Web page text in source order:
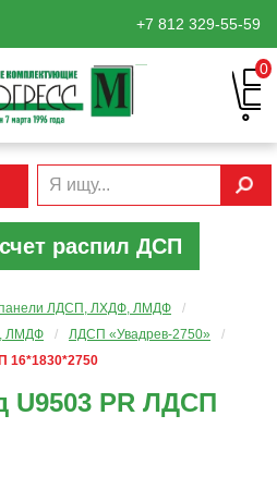
+7 812 329-55-59
0
распил ДСП
ЛДСП, ЛХДФ, ЛМДФ
/
ЛМДФ
/ ЛДСП «Увадрев-2750»
/
16*1830*2750
PR ЛДСП